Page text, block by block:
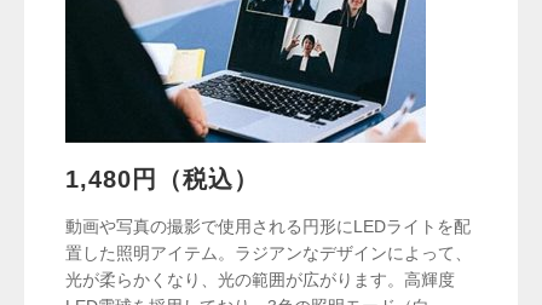
1,480円（税込）
動画や写真の撮影で使用される円形にLEDライトを配
置した照明アイテム。ラジアンなデザインによって、
光が柔らかくなり、光の範囲が広がります。高輝度